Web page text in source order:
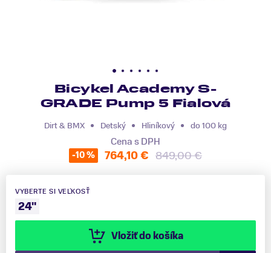
Bicykel Academy S-
GRADE Pump 5 Fialová
Dirt & BMX Detský Hliníkový do 100 kg
Cena s DPH
-10 % 764,10 € 849,00 €
VYBERTE SI VEĽKOSŤ
24"
Vložiť do košíka